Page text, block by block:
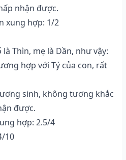
nhận được.
xung hợp: 1/2
Thìn, mẹ là Dần, như vậy:
hợp với Tý của con, rất
sinh, không tương khắc
được.
hợp: 2.5/4
10